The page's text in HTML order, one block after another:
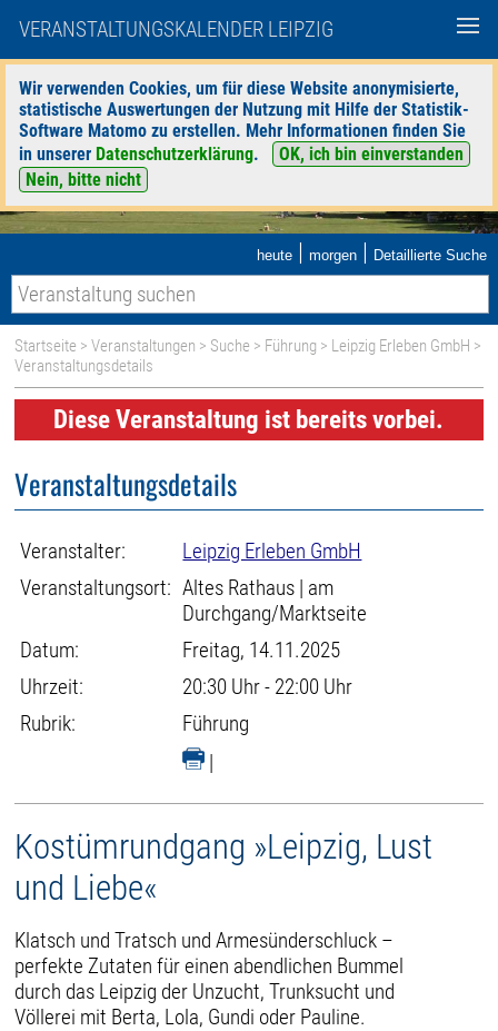
VERANSTALTUNGSKALENDER LEIPZIG
Wir verwenden Cookies, um für diese Website anonymisierte,
statistische Auswertungen der Nutzung mit Hilfe der Statistik-
Software Matomo zu erstellen. Mehr Informationen finden Sie
in unserer Datenschutzerklärung.
OK, ich bin einverstanden
Nein, bitte nicht
heute | morgen | Detaillierte Suche
Startseite >Veranstaltungen > Suche > Führung > Leipzig Erleben GmbH >
Veranstaltungsdetails
Diese Veranstaltung ist bereits vorbei.
Veranstaltungsdetails
Veranstalter:
Leipzig Erleben GmbH
Veranstaltungsort: Altes Rathaus | am
Durchgang/Marktseite
Datum:
Freitag, 14.11.2025
Uhrzeit:
20:30 Uhr - 22:00 Uhr
Rubrik:
Führung
|
Kostümrundgang »Leipzig, Lust
und Liebe«
Klatsch und Tratsch und Armesünderschluck –
perfekte Zutaten für einen abendlichen Bummel
durch das Leipzig der Unzucht, Trunksucht und
Völlerei mit Berta, Lola, Gundi oder Pauline.